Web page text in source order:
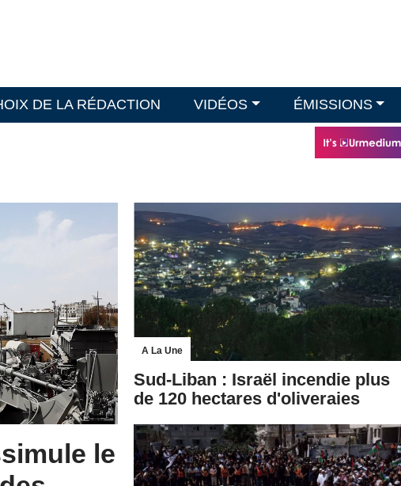
DE LA RÉDACTION VIDÉOS ÉMISSIONS
le
A La Une
Sud-Liban : Israël incendie plus
de 120 hectares d'oliveraies